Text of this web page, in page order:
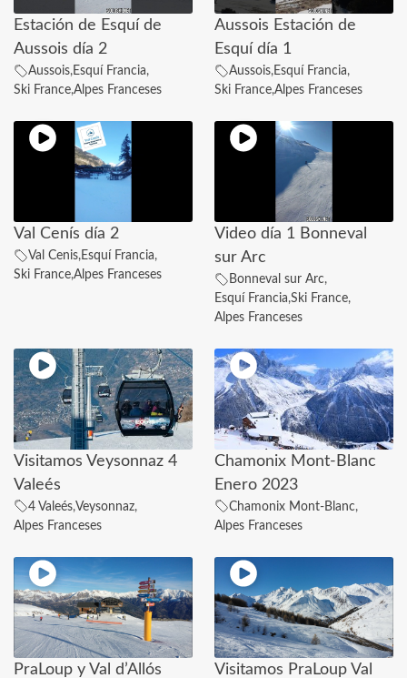
Estación de Esquí de
Aussois día 2
Aussois,Esquí Francia,
Ski France,Alpes Franceses
Aussois Estación de
Esquí día 1
Aussois,Esquí Francia,
Ski France,Alpes Franceses
Val Cenís día 2
Val Cenis,Esquí Francia,
Ski France,Alpes Franceses
Video día 1 Bonneval
sur Arc
Bonneval sur Arc,
Esquí Francia,Ski France,
Alpes Franceses
Visitamos Veysonnaz 4
Valeés
4 Valeés,Veysonnaz,
Alpes Franceses
Chamonix Mont-Blanc
Enero 2023
Chamonix Mont-Blanc,
Alpes Franceses
PraLoup y Val d’Allós
Visitamos PraLoup Val